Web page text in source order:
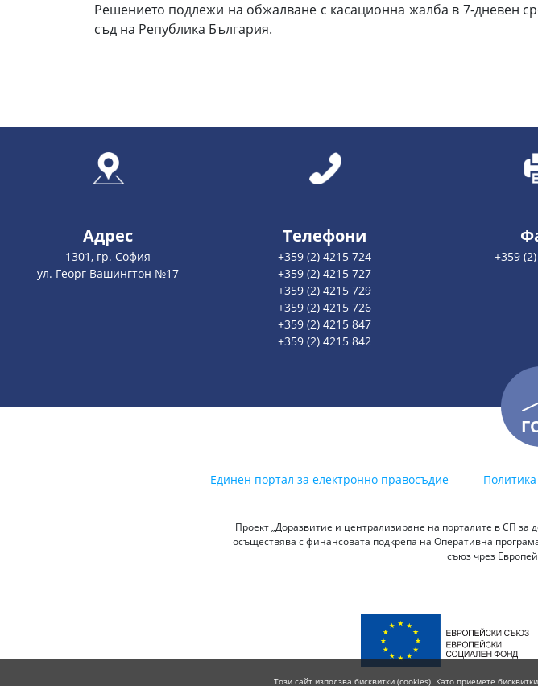
Решението подлежи на обжалване с касационна жалба в 7-дневен
съд на Република България.
Адрес
1301, гр. София
ул. Георг Вашингтон №17
Телефони
+359 (2) 4215 724
+359 (2) 4215 727
+359 (2) 4215 729
+359 (2) 4215 726
+359 (2) 4215 847
+359 (2) 4215 842
+359
Единен портал за електронно правосъдие
Проект „Доразвитие и централизиране на порталите в СП за
осъществява с финансовата подкрепа на Оперативна
съюз чрез
Този сайт използва бисквитки (cookies). Като приемете